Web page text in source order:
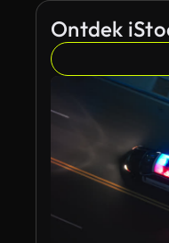
Ontdek